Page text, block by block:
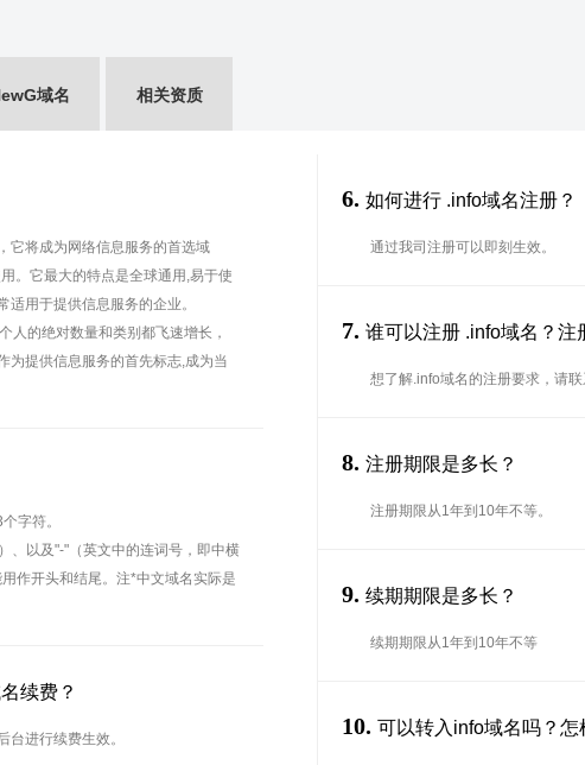
域名 相关资质
它将成为网络信息服务的首选域
。它最大的特点是全球通用,易于使
用于提供信息服务的企业。
人的绝对数量和类别都飞速增长，
为提供信息服务的首先标志,成为当
字符。
、以及"-"（英文中的连词号，即中横
作开头和结尾。注*中文域名实际是
续费？
进行续费生效。
6. 如何进行 .info域名注册？
通过我司注册可以即刻生效。
7. 谁可以注册 .info域名？注
想了解.info域名的注册要求，请
8. 注册期限是多长？
注册期限从1年到10年不等。
9. 续期期限是多长？
续期期限从1年到10年不等
10. 可以转入info域名吗？怎